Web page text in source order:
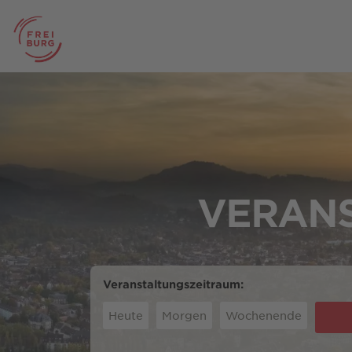
Veranstaltungszeitraum:
Heute Morgen Wochenende